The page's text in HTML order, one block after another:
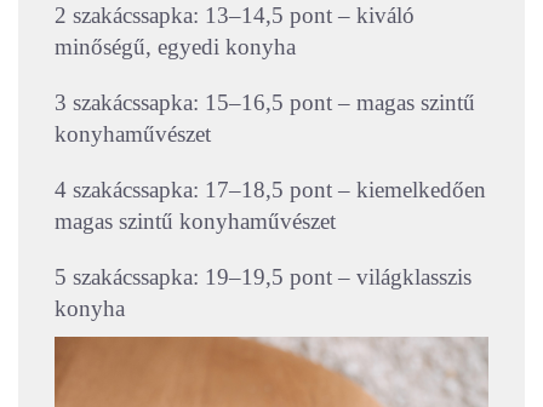
2 szakácssapka: 13–14,5 pont – kiváló
minőségű, egyedi konyha
3 szakácssapka: 15–16,5 pont – magas szintű
konyhaművészet
4 szakácssapka: 17–18,5 pont – kiemelkedően
magas szintű konyhaművészet
5 szakácssapka: 19–19,5 pont – világklasszis
konyha